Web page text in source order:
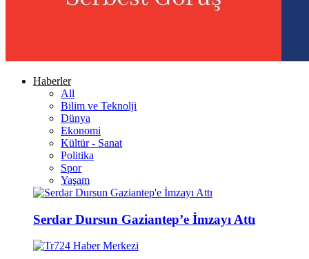
Haberler
All
Bilim ve Teknolji
Dünya
Ekonomi
Kültür - Sanat
Politika
Spor
Yaşam
Serdar Dursun Gaziantep’e İmzayı Attı